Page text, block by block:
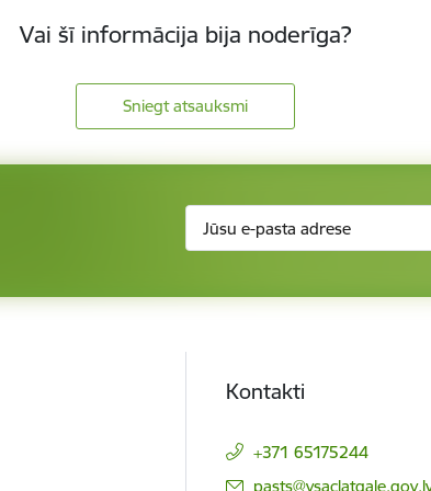
Vai šī informācija bija noderīga?
Sniegt atsauksmi
Kontakti
+371 65175244
E-pasts: